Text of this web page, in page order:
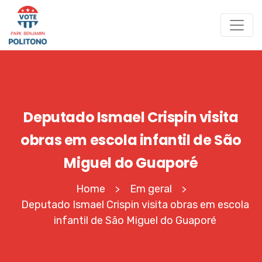
Deputado Ismael Crispin visita
obras em escola infantil de São
Miguel do Guaporé
Home > Em geral >
Deputado Ismael Crispin visita obras em escola
infantil de São Miguel do Guaporé